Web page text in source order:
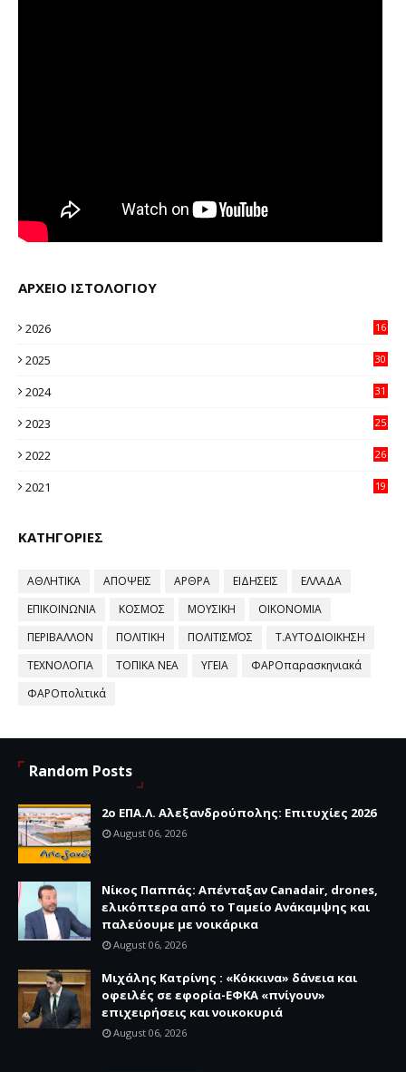
ΑΡΧΕΙΟ ΙΣΤΟΛΟΓΙΟΥ
2026
16
2025
30
2024
31
2023
25
2022
26
2021
19
ΚΑΤΗΓΟΡΙΕΣ
ΑΘΛΗΤΙΚΑ ΑΠΟΨΕΙΣ ΑΡΘΡΑ ΕΙΔΗΣΕΙΣ
ΕΛΛΑΔΑ
ΕΠΙΚΟΙΝΩΝΙΑ
ΚΟΣΜΟΣ ΜΟΥΣΙΚΗ
ΟΙΚΟΝΟΜΙΑ
ΠΕΡΙΒΑΛΛΟΝ
ΠΟΛΙΤΙΚΗ ΠΟΛΙΤΙΣΜΌΣ
Τ.ΑΥΤΟΔΙΟΙΚΗΣΗ
ΤΕΧΝΟΛΟΓΙΑ
ΤΟΠΙΚΑ ΝΕΑ ΥΓΕΙΑ
ΦΑΡΟπαρασκηνιακά
ΦΑΡΟπολιτικά
Random Posts
2ο ΕΠΑ.Λ. Αλεξανδρούπολης: Επιτυχίες 2026
August 06, 2026
Νίκος Παππάς: Απένταξαν Canadair, drones,
ελικόπτερα από το Ταμείο Ανάκαμψης και
παλεύουμε με νοικάρικα
August 06, 2026
Μιχάλης Κατρίνης : «Κόκκινα» δάνεια και
οφειλές σε εφορία-ΕΦΚΑ «πνίγουν»
επιχειρήσεις και νοικοκυριά
August 06, 2026